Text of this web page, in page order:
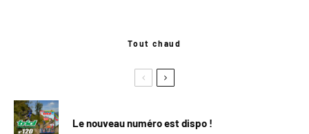
Tout chaud
Le nouveau numéro est dispo !